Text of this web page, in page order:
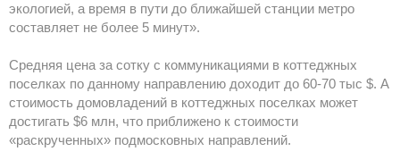
экологией, а время в пути до ближайшей станции метро
составляет не более 5 минут».
Средняя цена за сотку с коммуникациями в коттеджных
поселках по данному направлению доходит до 60-70 тыс $. А
стоимость домовладений в коттеджных поселках может
достигать $6 млн, что приближено к стоимости
«раскрученных» подмосковных направлений.